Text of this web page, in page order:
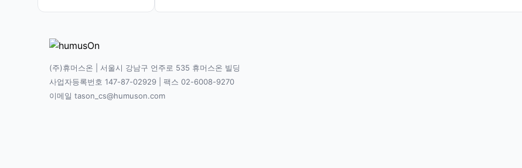
(주)휴머스온 | 서울시 강남구 언주로 535 휴머스온 빌딩
사업자등록번호 147-87-02929 | 팩스 02-6008-9270
이메일 tason_cs@humuson.com